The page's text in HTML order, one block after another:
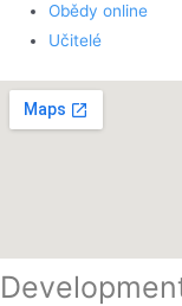
Obědy online
Učitelé